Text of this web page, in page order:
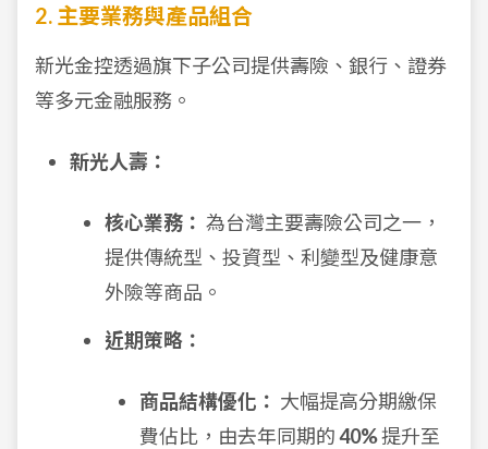
2. 主要業務與產品組合
新光金控透過旗下子公司提供壽險、銀行、證券
等多元金融服務。
新光人壽：
核心業務： 為台灣主要壽險公司之一，
提供傳統型、投資型、利變型及健康意
外險等商品。
近期策略：
商品結構優化： 大幅提高分期繳保
費佔比，由去年同期的40%提升至